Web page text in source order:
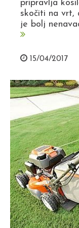
pripravlja
skočiti na vrt,
je bolj
15/04/2017